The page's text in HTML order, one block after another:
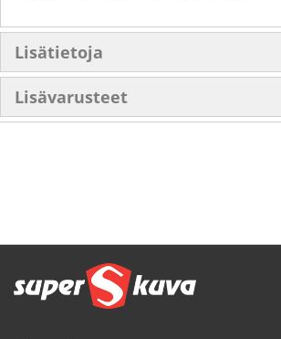
Lisätietoja
Lisävarusteet